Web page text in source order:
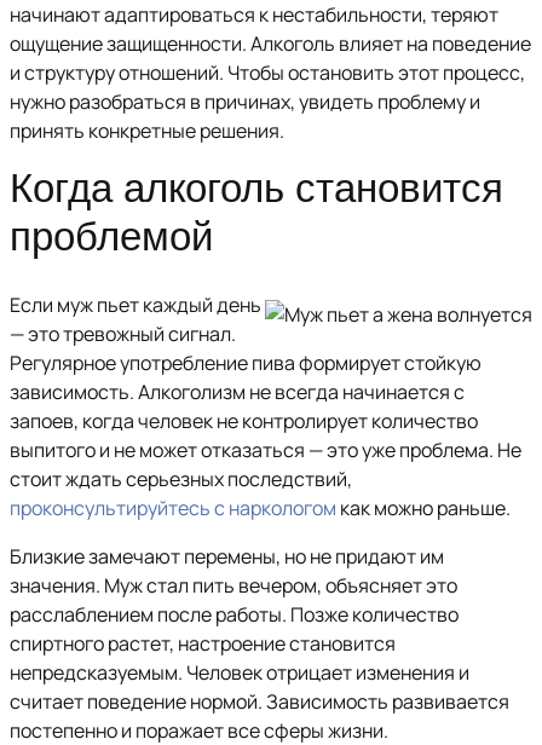
начинают адаптироваться к нестабильности, теряют
ощущение защищенности. Алкоголь влияет на поведение
и структуру отношений. Чтобы остановить этот процесс,
нужно разобраться в причинах, увидеть проблему и
принять конкретные решения.
Когда алкоголь становится
проблемой
Если муж пьет каждый день
— это тревожный сигнал.
Регулярное употребление пива формирует стойкую
зависимость. Алкоголизм не всегда начинается с
запоев, когда человек не контролирует количество
выпитого и не может отказаться — это уже проблема. Не
стоит ждать серьезных последствий,
проконсультируйтесь с наркологом как можно раньше.
Близкие замечают перемены, но не придают им
значения. Муж стал пить вечером, объясняет это
расслаблением после работы. Позже количество
спиртного растет, настроение становится
непредсказуемым. Человек отрицает изменения и
считает поведение нормой. Зависимость развивается
постепенно и поражает все сферы жизни.